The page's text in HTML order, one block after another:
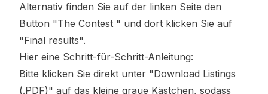
Alternativ finden Sie auf der linken Seite den
Button "The Contest " und dort klicken Sie auf
"Final results".
Hier eine Schritt-für-Schritt-Anleitung:
Bitte klicken Sie direkt unter "Download Listings
(.PDF)" auf das kleine graue Kästchen, sodass